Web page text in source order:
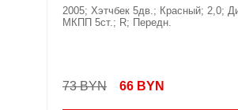
2005; Хэтчбек 5дв.; Красный; 2,0;
МКПП 5ст.; R; Передн.
73 BYN 66 BYN